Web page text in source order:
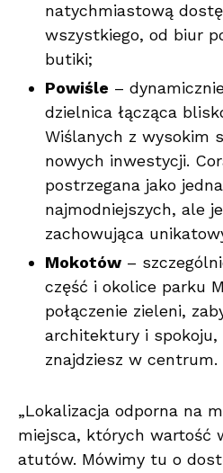
natychmiastową
wszystkiego, od biur
butiki;
Powiśle –
dzielnica łącząca
Wiślanych z wysokim
nowych inwestycji.
postrzegana jako
najmodniejszych, ale
zachowująca
Mokotów –
część i okolice parku
połączenie zieleni,
architektury i spokoju,
znajdziesz w centrum.
„Lokalizacja odporna na
miejsca, których wartość
atutów. Mówimy tu o